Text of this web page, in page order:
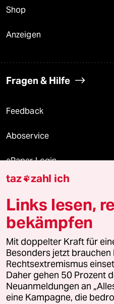
Shop
Anzeigen
Fragen & Hilfe
Feedback
Aboservice
ePaper Login
Downloads für Abonnierende
© 2026 taz Verlags und
Alle Rechte vorbehalten. Bei
wenden Sie sich bitte an
Feedback
taz zahl ich
Links lesen,
bekämpfen
Mit doppelter Kraft für
Besonders jetzt
Rechtsextremismus
Daher gehen 50 Prozent
Neuanmeldungen an
eine Kampagne, die